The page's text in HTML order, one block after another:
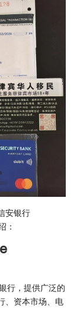
安银行
：
行，提供广泛的
、资本市场、电